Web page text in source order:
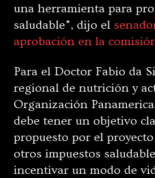
una herramienta para
saludable”, dijo el
aprobación en la
Para el Doctor Fabio da
regional de nutrición y
Organización
debe tener un objetivo
propuesto por el
otros impuestos
incentivar un modo de